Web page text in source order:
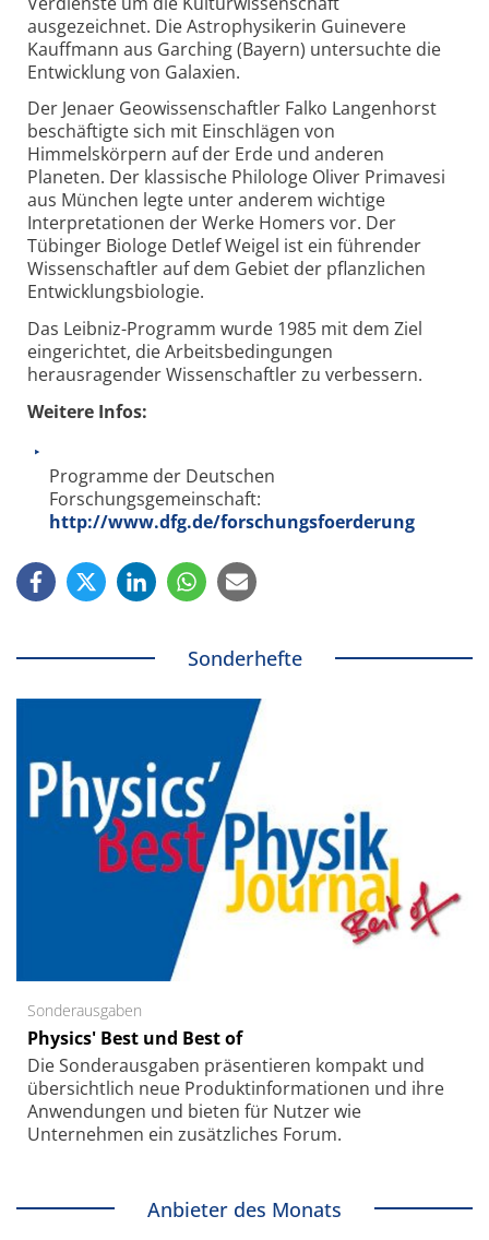
ausgezeichnet. Die Astrophysikerin Guinevere
Kauffmann aus Garching (Bayern) untersuchte die
Entwicklung von Galaxien.
Der Jenaer Geowissenschaftler Falko Langenhorst
beschäftigte sich mit Einschlägen von
Himmelskörpern auf der Erde und anderen
Planeten. Der klassische Philologe Oliver Primavesi
aus München legte unter anderem wichtige
Interpretationen der Werke Homers vor. Der
Tübinger Biologe Detlef Weigel ist ein führender
Wissenschaftler auf dem Gebiet der pflanzlichen
Entwicklungsbiologie.
Das Leibniz-Programm wurde 1985 mit dem Ziel
eingerichtet, die Arbeitsbedingungen
herausragender Wissenschaftler zu verbessern.
Weitere Infos:
Programme der Deutschen
Forschungsgemeinschaft:
http://www.dfg.de/forschungsfoerderung
Sonderhefte
Sonderausgaben
Physics' Best und Best of
Die Sonder­ausgaben präsentieren kompakt und
übersichtlich neue Produkt­informationen und ihre
Anwendungen und bieten für Nutzer wie
Unternehmen ein zusätzliches Forum.
Anbieter des Monats